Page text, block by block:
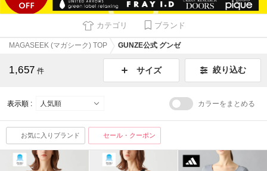
カテゴリ ブランド
MAGASEEK (マガシーク) TOP GUNZE公式 グンゼ
1,657 件 サイズ 絞り込む
表示順 : カラーをまとめる
お気に入りブランド セール・クーポン